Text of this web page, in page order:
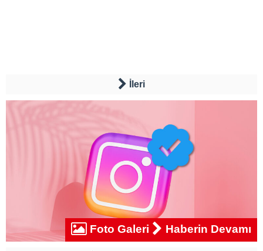
İleri
Foto Galeri Haberin Devamı